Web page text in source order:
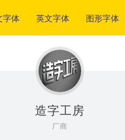
字体 英文字体 图形字体
造字工房
厂商